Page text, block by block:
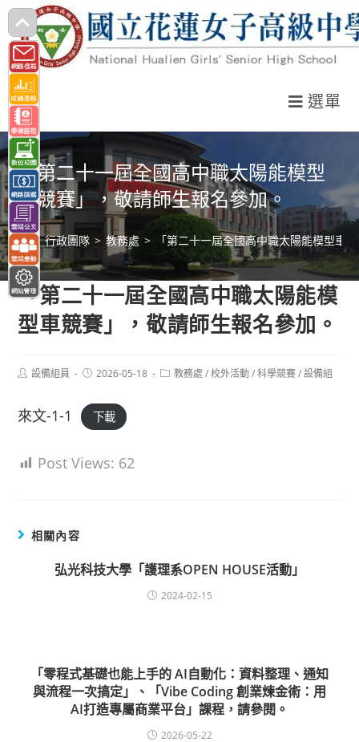
跳
轉
至
主
要
內
容
選單
「第二十一屆全國高中職太陽能模型
車競賽」，敬請師生報名參加。
> 行政團隊 > 教務處 > 「第二十一屆全國高中職太陽能模型車
「第二十一屆全國高中職太陽能模
型車競賽」，敬請師生報名參加。
Post設備組員
Post2026-05-18
Post教務處 / 校外活動 / 科學競賽 / 設備組
來文-1-1 下載
Post Views: 62
相關內容
弘光科技大學「護理系OPEN HOUSE活動」
2024-02-15
「零程式基礎也能上手的 AI自動化：資料整理、通知
與流程一次搞定」、「Vibe Coding 創業煉金術：用
AI打造專屬商業平台」課程，請參閱。
2026-05-22